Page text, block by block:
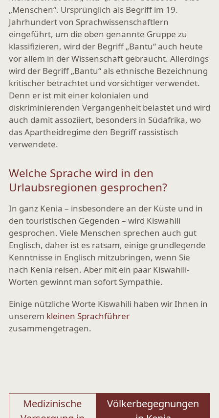
„Menschen“. Ursprünglich als Begriff im 19.
Jahrhundert von Sprachwissenschaftlern
eingeführt, um die oben genannte Gruppe zu
klassifizieren, wird der Begriff „Bantu“ auch heute
vor allem in der Wissenschaft gebraucht. Allerdings
wird der Begriff„Bantu“als ethnische Bezeichnung
kritischer betrachtet und vorsichtiger verwendet.
Denn er ist mit einer kolonialen und
diskriminierenden Vergangenheit belastet und wird
auch damit assoziiert, besonders in Südafrika, wo
das Apartheidregime den Begriff rassistisch
verwendete.
Welche Sprache wird in den
Urlaubsregionen gesprochen?
In ganz Kenia – insbesondere an der Küste und in
den touristischen Gegenden – wird Kiswahili
gesprochen. Viele Menschen sprechen auch gut
Englisch, daher ist es ratsam, einige grundlegende
Kenntnisse in Englisch mitzubringen, wenn Sie
nach Kenia reisen. Aber mit ein paar Kiswahili-
Worten gewinnt man sofort Sympathie.
Einige nützliche Worte Kiswahili haben wir Ihnen in
unserem kleinen Sprachführer
zusammengetragen.
Beitragsnavigation
Medizinische
Völkerbegegnungen